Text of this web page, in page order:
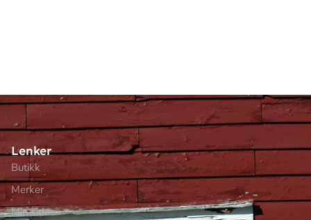
Lenker
Butikk
Merker
Min side